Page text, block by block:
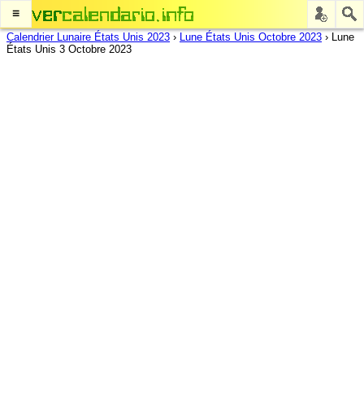
≡
Calendrier Lunaire États Unis 2023 › Lune États Unis Octobre 2023 › Lune
États Unis 3 Octobre 2023